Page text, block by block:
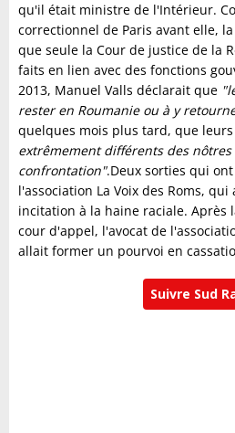
qu'il était ministre de l'Intérieur.
correctionnel de Paris avant elle,
que seule la Cour de justice de la
faits en lien avec des fonctions
2013, Manuel Valls déclarait que
rester en Roumanie ou à y
quelques mois plus tard, que leurs
extrêmement différents des
confrontation".Deux sorties qui
l'association La Voix des Roms,
incitation à la haine raciale. Après
cour d'appel, l'avocat de
allait former un pourvoi en
Suivre Sud